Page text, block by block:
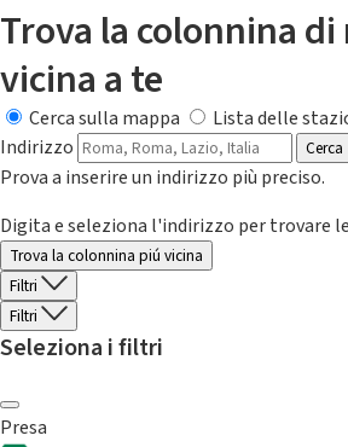
Trova la colonnina
vicina a te
Cerca sulla mappa
Lista delle
Indirizzo
Cerca
Prova a inserire un indirizzo più preciso.
Digita e seleziona l'indirizzo per trovare
Trova la colonnina piú vicina
Filtri
Filtri
Seleziona i filtri
Presa